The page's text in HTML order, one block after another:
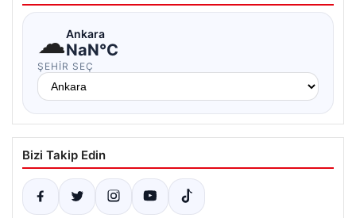
☁Ankara
NaN°C
ŞEHIR SEÇ
Bizi Takip Edin